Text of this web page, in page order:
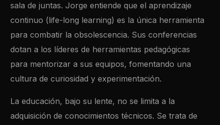
sala de juntas. Jorge entiende que el aprendizaje
continuo (life-long learning) es la única herramienta
para combatir la obsolescencia. Sus conferencias
dotan a los líderes de herramientas pedagógicas
para mentorizar a sus equipos, fomentando una
cultura de curiosidad y experimentación.
La educación, bajo su lente, no se limita a la
adquisición de conocimientos técnicos. Se trata de